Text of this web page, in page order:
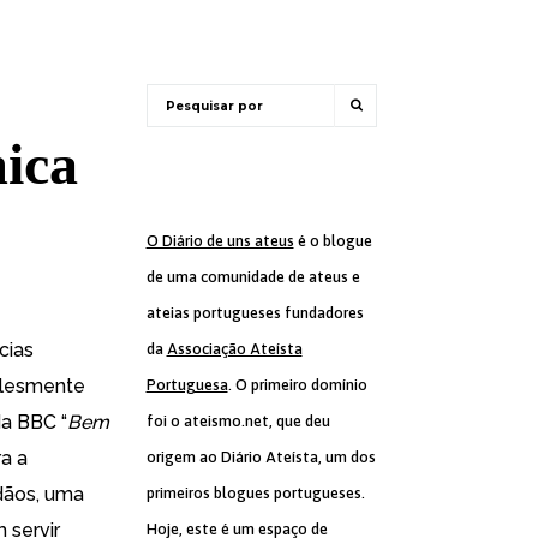
BBC “Bem
a
uma
servir
O Diário de uns ateus é o blogue
de uma comunidade de ateus e
ateias portugueses fundadores
da Associação Ateísta
Portuguesa. O primeiro domínio
foi o ateismo.net, que deu
origem ao Diário Ateísta, um dos
primeiros blogues portugueses.
Hoje, este é um espaço de